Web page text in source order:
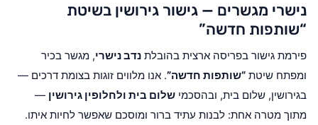
נישרי מגשרים — גישור גירושין בשיטת
“שותפות חדשה”
פירמת גישור בפריסה ארצית בהובלת נדב נישרי, מגשר בכיר
ומפתח שיטת “שותפות חדשה”. אנו מלווים זוגות בצומת דרכים —
בגירושין, שלום בית, ובהסכמי שלום בית ולחלופין גירושין —
מתוך מטרה אחת: לבנות עתיד ברור ומוסכם שאפשר לחיות איתו.